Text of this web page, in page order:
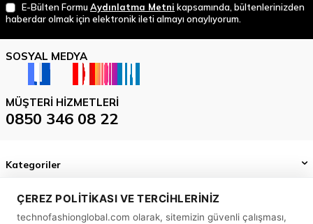
ÇEREZ POLITIKASI VE TERCIHLERINIZ
technofashionglobal.com olarak, sitemizin güvenli çalışması,
E-Bülten Formu Aydınlatma Metni kapsamında, bültenlerinizden
haberdar olmak için elektronik ileti almayı onaylıyorum.
SOSYAL MEDYA
MÜŞTERI HIZMETLERI
0850 346 08 22
Kategoriler
Önemli Bilgiler
Hızlı Erişim